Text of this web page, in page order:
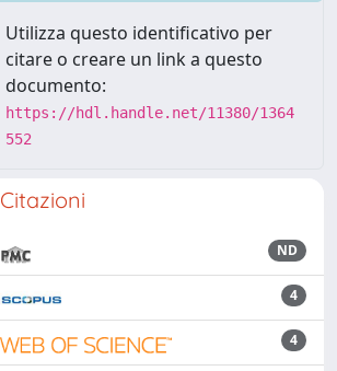
Utilizza questo identificativo per
citare o creare un link a questo
documento:
https://hdl.handle.net/11380/1364
552
Citazioni
ND
4
4